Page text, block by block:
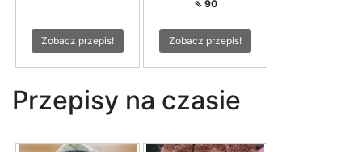
Zobacz przepis!
⇖ 90
Zobacz przepis!
Przepisy na czasie